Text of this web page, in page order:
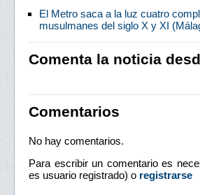
El Metro saca a la luz cuatro
musulmanes del siglo X y XI
Comenta la noticia
Comentarios
No hay comentarios.
Para escribir un comentario es
es usuario registrado) o registrarse